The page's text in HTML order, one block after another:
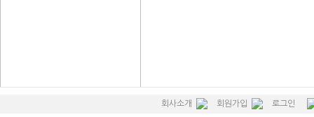
회사소개 회원가입 로그인